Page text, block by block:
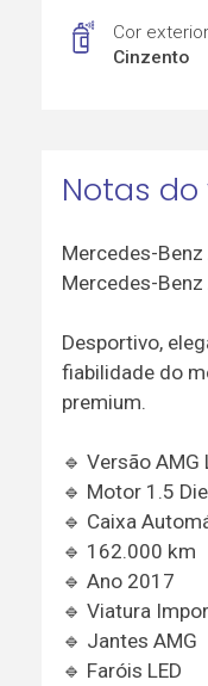
Cor exterior
Cinzento
Notas
Mercedes-Benz
Mercedes-
Desportivo,
fiabilidade do
premium.
🔹 Versão AMG
🔹 Motor 1.5
🔹 Caixa
🔹 162.000 km
🔹 Ano 2017
🔹 Viatura
🔹 Jantes AMG
🔹 Faróis LED